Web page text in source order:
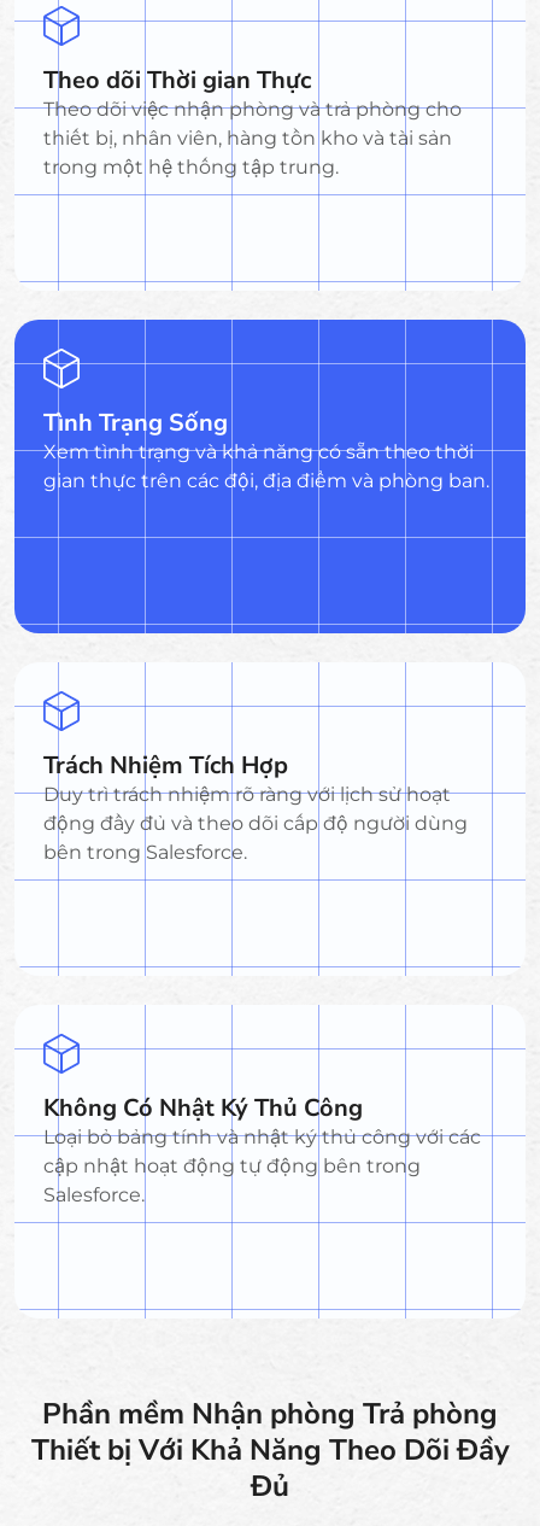
Theo dõi Thời gian Thực
Theo dõi việc nhận phòng và trả phòng cho
thiết bị, nhân viên, hàng tồn kho và tài sản
trong một hệ thống tập trung.
Tình Trạng Sống
Xem tình trạng và khả năng có sẵn theo thời
gian thực trên các đội, địa điểm và phòng ban.
Trách Nhiệm Tích Hợp
Duy trì trách nhiệm rõ ràng với lịch sử hoạt
động đầy đủ và theo dõi cấp độ người dùng
bên trong Salesforce.
Không Có Nhật Ký Thủ Công
Loại bỏ bảng tính và nhật ký thủ công với các
cập nhật hoạt động tự động bên trong
Salesforce.
Phần mềm Nhận phòng Trả phòng
Thiết bị Với Khả Năng Theo Dõi Đầy
Đủ